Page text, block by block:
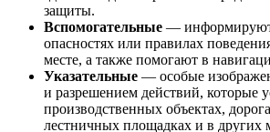
защиты.
Вспомогательные —
опасностях или правилах
месте, а также помогают в
Указательные — особые
и разрешением действий, которые
производственных объектах,
лестничных площадках и в других